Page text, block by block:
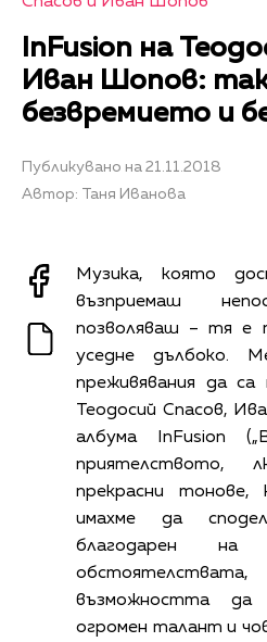
InFusion на
Иван Шопов:
безвремието и
Публикувано на 21.11.2018
Автор: Таня Иванова
Музика, която
възприемаш
позволяваш – тя е
уседне дълбоко.
преживявания да
Теодосий Спасов,
албума InFusion
приятелството,
прекрасни тонове,
имахме да
благодарен
възможността
огромен талант и